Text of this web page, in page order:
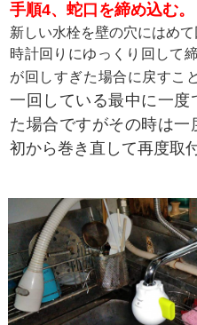
手順4、蛇口を締め込む。
新しい水栓を壁の穴にはめて
時計回りにゆっくり回して
が回しすぎた場合に戻すこ
一回している最中に一度
た場合ですがその時は
初から巻き直して再度取